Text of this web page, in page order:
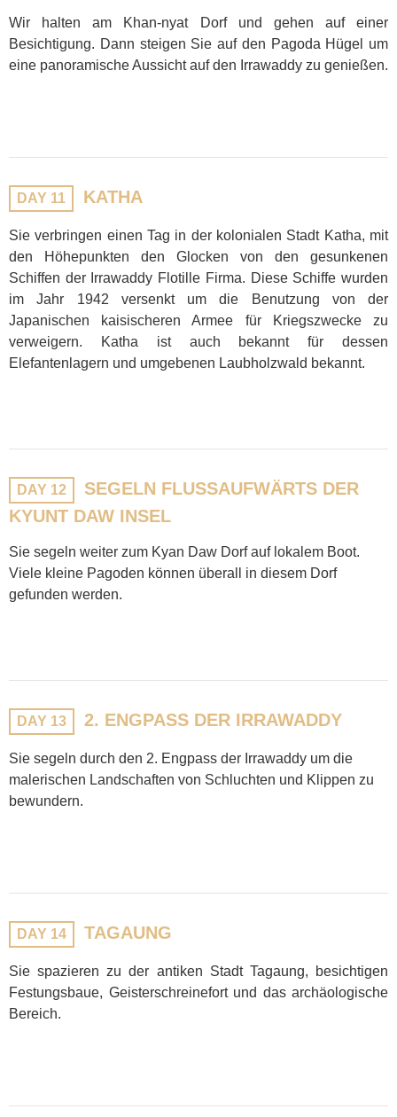
Wir halten am Khan-nyat Dorf und gehen auf einer
Besichtigung. Dann steigen Sie auf den Pagoda Hügel um
eine panoramische Aussicht auf den Irrawaddy zu genießen.
DAY 11 KATHA
Sie verbringen einen Tag in der kolonialen Stadt Katha, mit
den Höhepunkten den Glocken von den gesunkenen
Schiffen der Irrawaddy Flotille Firma. Diese Schiffe wurden
im Jahr 1942 versenkt um die Benutzung von der
Japanischen kaisischeren Armee für Kriegszwecke zu
verweigern. Katha ist auch bekannt für dessen
Elefantenlagern und umgebenen Laubholzwald bekannt.
DAY 12
SEGELN FLUSSAUFWÄRTS DER
KYUNT DAW INSEL
Sie segeln weiter zum Kyan Daw Dorf auf lokalem Boot.
Viele kleine Pagoden können überall in diesem Dorf
gefunden werden.
DAY 13 2. ENGPASS DER IRRAWADDY
Sie segeln durch den 2. Engpass der Irrawaddy um die
malerischen Landschaften von Schluchten und Klippen zu
bewundern.
DAY 14 TAGAUNG
Sie spazieren zu der antiken Stadt Tagaung, besichtigen
Festungsbaue, Geisterschreinefort und das archäologische
Bereich.